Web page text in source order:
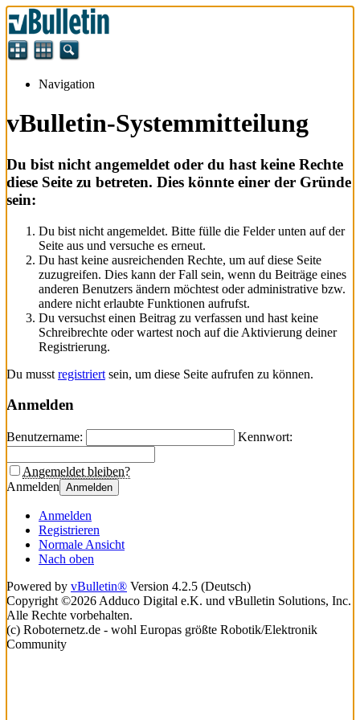
Navigation
vBulletin-Systemmitteilung
Du bist nicht angemeldet oder du hast keine Rechte
diese Seite zu betreten. Dies könnte einer der Gründe
sein:
Du bist nicht angemeldet. Bitte fülle die Felder unten auf der
Seite aus und versuche es erneut.
Du hast keine ausreichenden Rechte, um auf diese Seite
zuzugreifen. Dies kann der Fall sein, wenn du Beiträge eines
anderen Benutzers ändern möchtest oder administrative bzw.
andere nicht erlaubte Funktionen aufrufst.
Du versuchst einen Beitrag zu verfassen und hast keine
Schreibrechte oder wartest noch auf die Aktivierung deiner
Registrierung.
Du musst registriert sein, um diese Seite aufrufen zu können.
Anmelden
Benutzername: Kennwort:
Angemeldet bleiben?
Anmelden Anmelden
Anmelden
Registrieren
Normale Ansicht
Nach oben
Powered by vBulletin® Version 4.2.5 (Deutsch)
Copyright ©2026 Adduco Digital e.K. und vBulletin Solutions, Inc.
Alle Rechte vorbehalten.
(c) Roboternetz.de - wohl Europas größte Robotik/Elektronik
Community